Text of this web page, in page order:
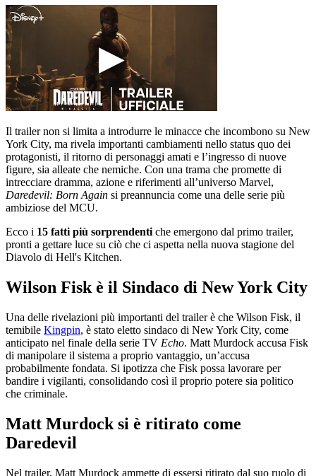
Il trailer non si limita a introdurre le minacce che incombono su New
York City, ma rivela importanti cambiamenti nello status quo dei
protagonisti, il ritorno di personaggi amati e l’ingresso di nuove
figure, sia alleate che nemiche. Con una trama che promette di
intrecciare dramma, azione e riferimenti all’universo Marvel,
Daredevil: Born Again si preannuncia come una delle serie più
ambiziose del MCU.
Ecco i 15 fatti più sorprendenti che emergono dal primo trailer,
pronti a gettare luce su ciò che ci aspetta nella nuova stagione del
Diavolo di Hell's Kitchen.
Wilson Fisk è il Sindaco di New York City
Una delle rivelazioni più importanti del trailer è che Wilson Fisk, il
temibile Kingpin, è stato eletto sindaco di New York City, come
anticipato nel finale della serie TV Echo. Matt Murdock accusa Fisk
di manipolare il sistema a proprio vantaggio, un’accusa
probabilmente fondata. Si ipotizza che Fisk possa lavorare per
bandire i vigilanti, consolidando così il proprio potere sia politico
che criminale.
Matt Murdock si è ritirato come
Daredevil
Nel trailer, Matt Murdock ammette di essersi ritirato dal suo ruolo di